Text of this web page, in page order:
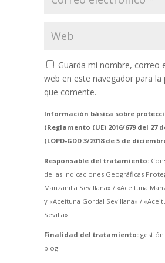
Guarda mi nombre, correo
web en este navegador para la
que comente.
Información básica sobre
(Reglamento (UE) 2016/679 del 27
(LOPD-GDD 3/2018 de 5 de
Responsable del tratamiento:
de las Indicaciones Geográficas
Manzanilla Sevillana» / «Aceituna
y «Aceituna Gordal Sevillana» /
Sevilla».
Finalidad del tratamiento:gestión
blog.